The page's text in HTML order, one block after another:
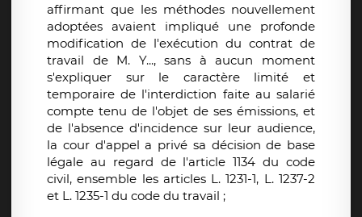
affirmant que les méthodes nouvellement
adoptées avaient impliqué une profonde
modification de l'exécution du contrat de
travail de M. Y..., sans à aucun moment
s'expliquer sur le caractère limité et
temporaire de l'interdiction faite au salarié
compte tenu de l'objet de ses émissions, et
de l'absence d'incidence sur leur audience,
la cour d'appel a privé sa décision de base
légale au regard de l'article 1134 du code
civil, ensemble les articles L. 1231-1, L. 1237-2
et L. 1235-1 du code du travail ;